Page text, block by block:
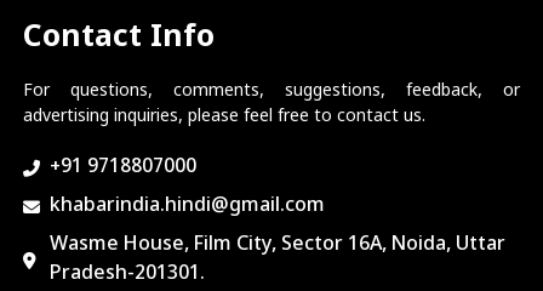
Contact Info
For questions, comments, suggestions, feedback, or
advertising inquiries, please feel free to contact us.
+91 9718807000
khabarindia.hindi@gmail.com
Wasme House, Film City, Sector 16A, Noida, Uttar
Pradesh-201301.